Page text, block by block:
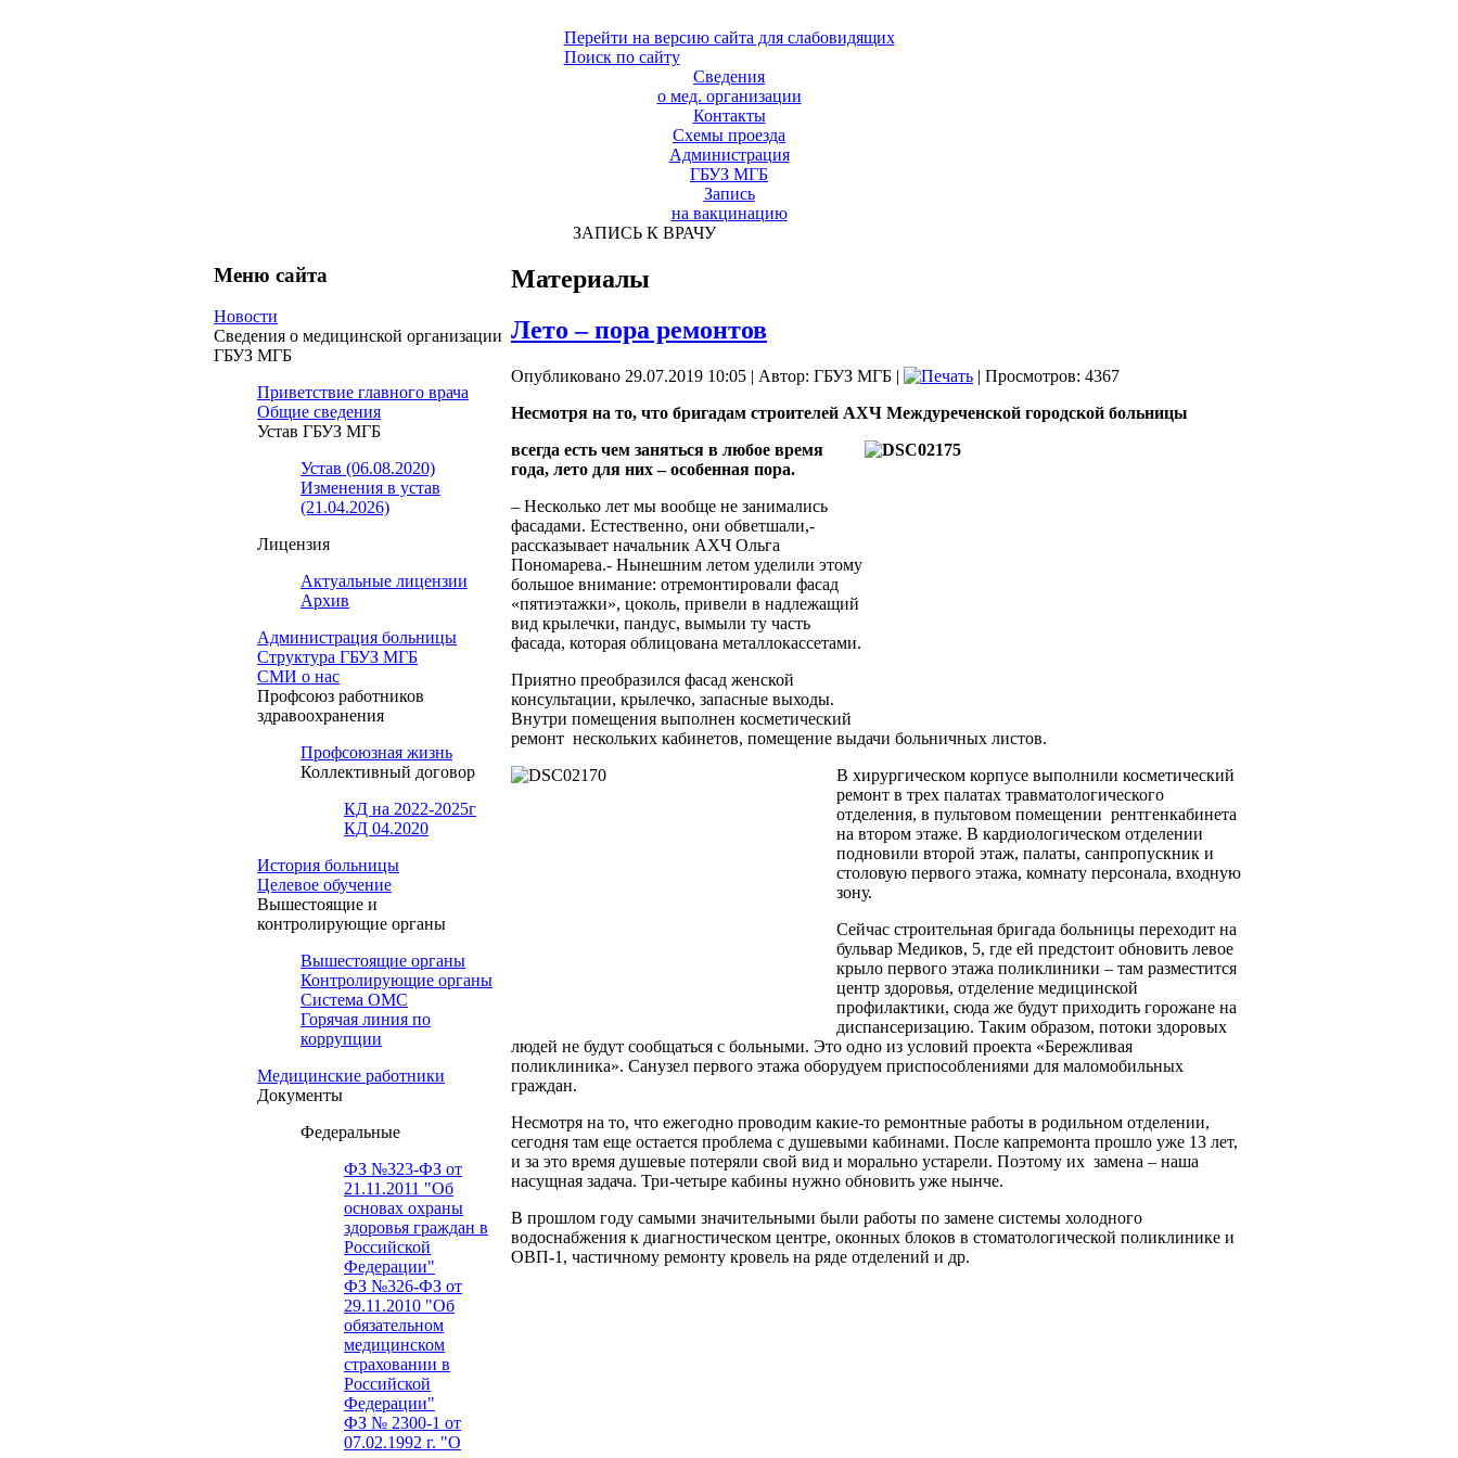
Перейти на версию сайта для слабовидящих
Поиск по сайту
Сведения
о мед. организации
Контакты
Схемы проезда
Администрация
ГБУЗ МГБ
Запись
на вакцинацию
ЗАПИСЬ К ВРАЧУ
Меню сайта
Новости
Сведения о медицинской организации
ГБУЗ МГБ
Приветствие главного врача
Общие сведения
Устав ГБУЗ МГБ
Устав (06.08.2020)
Изменения в устав
(21.04.2026)
Лицензия
Актуальные лицензии
Архив
Администрация больницы
Структура ГБУЗ МГБ
СМИ о нас
Профсоюз работников
здравоохранения
Профсоюзная жизнь
Коллективный договор
КД на 2022-2025г
КД 04.2020
История больницы
Целевое обучение
Вышестоящие и
контролирующие органы
Вышестоящие органы
Контролирующие органы
Система ОМС
Горячая линия по
коррупции
Медицинские работники
Документы
Федеральные
ФЗ №323-ФЗ от
21.11.2011 "Об
основах охраны
здоровья граждан в
Российской
Федерации"
ФЗ №326-ФЗ от
29.11.2010 "Об
обязательном
медицинском
страховании в
Российской
Федерации"
ФЗ № 2300-1 от
07.02.1992 г. "О
Материалы
Лето – пора ремонтов
Опубликовано 29.07.2019 10:05 | Автор: ГБУЗ МГБ |
| Просмотров: 4367
Несмотря на то, что бригадам строителей АХЧ Междуреченской городской больницы
всегда есть чем заняться в любое время
года, лето для них – особенная пора.
– Несколько лет мы вообще не занимались
фасадами. Естественно, они обветшали,-
рассказывает начальник АХЧ Ольга
Пономарева.- Нынешним летом уделили этому
большое внимание: отремонтировали фасад
«пятиэтажки», цоколь, привели в надлежащий
вид крылечки, пандус, вымыли ту часть
фасада, которая облицована металлокассетами.
Приятно преобразился фасад женской
консультации, крылечко, запасные выходы.
Внутри помещения выполнен косметический
ремонт нескольких кабинетов, помещение выдачи больничных листов.
В хирургическом корпусе выполнили косметический
ремонт в трех палатах травматологического
отделения, в пультовом помещении рентгенкабинета
на втором этаже. В кардиологическом отделении
подновили второй этаж, палаты, санпропускник и
столовую первого этажа, комнату персонала, входную
зону.
Сейчас строительная бригада больницы переходит на
бульвар Медиков, 5, где ей предстоит обновить левое
крыло первого этажа поликлиники – там разместится
центр здоровья, отделение медицинской
профилактики, сюда же будут приходить горожане на
диспансеризацию. Таким образом, потоки здоровых
людей не будут сообщаться с больными. Это одно из условий проекта «Бережливая
поликлиника». Санузел первого этажа оборудуем приспособлениями для маломобильных
граждан.
Несмотря на то, что ежегодно проводим какие-то ремонтные работы в родильном отделении,
сегодня там еще остается проблема с душевыми кабинами. После капремонта прошло уже 13 лет,
и за это время душевые потеряли свой вид и морально устарели. Поэтому их замена – наша
насущная задача. Три-четыре кабины нужно обновить уже нынче.
В прошлом году самыми значительными были работы по замене системы холодного
водоснабжения к диагностическом центре, оконных блоков в стоматологической поликлинике и
ОВП-1, частичному ремонту кровель на ряде отделений и др.